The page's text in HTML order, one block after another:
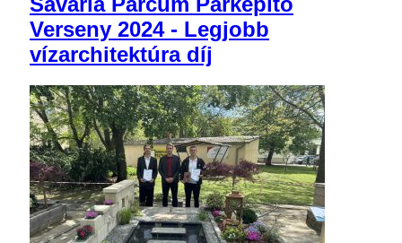
Verseny 2024 - Legjobb
vízarchitektúra díj